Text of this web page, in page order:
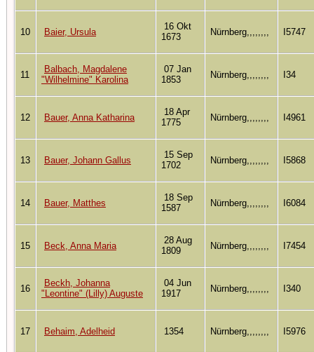
10 Baier, Ursula
16 Okt
1673
Nürnberg,,,,,,,, I5747
11
Balbach, Magdalene
"Wilhelmine" Karolina
07 Jan
1853
Nürnberg,,,,,,,, I34
12 Bauer, Anna Katharina
18 Apr
1775
Nürnberg,,,,,,,, I4961
13 Bauer, Johann Gallus
15 Sep
1702
Nürnberg,,,,,,,, I5868
14 Bauer, Matthes
18 Sep
1587
Nürnberg,,,,,,,, I6084
15 Beck, Anna Maria
28 Aug
1809
Nürnberg,,,,,,,, I7454
16
Beckh, Johanna
"Leontine" (Lilly) Auguste
04 Jun
1917
Nürnberg,,,,,,,, I340
17 Behaim, Adelheid 1354 Nürnberg,,,,,,,, I5976